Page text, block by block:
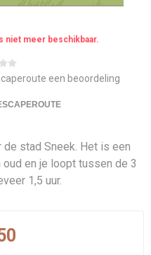
niet meer beschikbaar.
een beoordeling
stad Sneek. Het is een
en je loopt tussen de 3
1,5 uur.